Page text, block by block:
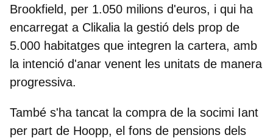
Brookfield, per 1.050 milions d'euros, i qui ha
encarregat a Clikalia la gestió dels prop de
5.000 habitatges que integren la cartera, amb
la intenció d'anar venent les unitats de manera
progressiva.
També s'ha tancat la compra de la socimi Iant
per part de Hoopp, el fons de pensions dels